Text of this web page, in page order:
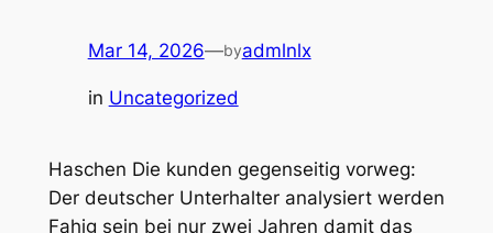
Mar 14, 2026—byadmlnlx
in Uncategorized
Haschen Die kunden gegenseitig vorweg:
Der deutscher Unterhalter analysiert werden
Fahig sein bei nur zwei Jahren damit das